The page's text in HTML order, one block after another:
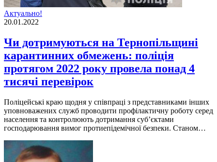
Актуально!
20.01.2022
Чи дотримуються на Тернопільщині
карантинних обмежень: поліція
протягом 2022 року провела понад 4
тисячі перевірок
Поліцейські краю щодня у співпраці з представниками інших
уповноважених служб проводити профілактичну роботу серед
населення та контролюють дотримання суб’єктами
господарювання вимог протиепідемічної безпеки. Станом…